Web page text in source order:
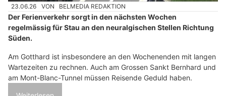
23.06.26 VON BELMEDIA REDAKTION
Der Ferienverkehr sorgt in den nächsten Wochen
regelmässig für Stau an den neuralgischen Stellen Richtung
Süden.
Am Gotthard ist insbesondere an den Wochenenden mit langen
Wartezeiten zu rechnen. Auch am Grossen Sankt Bernhard und
am Mont-Blanc-Tunnel müssen Reisende Geduld haben.